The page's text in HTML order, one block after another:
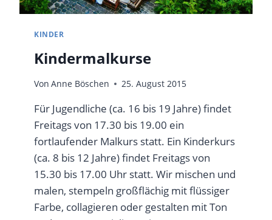
KINDER
Kindermalkurse
Von Anne Böschen 25. August 2015
Für Jugendliche (ca. 16 bis 19 Jahre) findet
Freitags von 17.30 bis 19.00 ein
fortlaufender Malkurs statt. Ein Kinderkurs
(ca. 8 bis 12 Jahre) findet Freitags von
15.30 bis 17.00 Uhr statt. Wir mischen und
malen, stempeln großflächig mit flüssiger
Farbe, collagieren oder gestalten mit Ton